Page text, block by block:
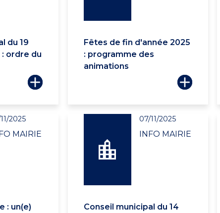
du 19
ordre du
Fêtes de fin d'année 2025
: programme des
animations
2025
MAIRIE
: un(e)
07/11/2025
INFO MAIRIE
Conseil municipal du 14